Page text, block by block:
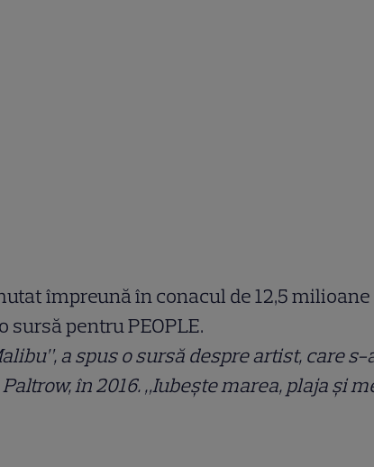
împreună în conacul de 12,5
sursă pentru PEOPLE.
a spus o sursă despre artist, care
în 2016. „Iubește marea, plaja și